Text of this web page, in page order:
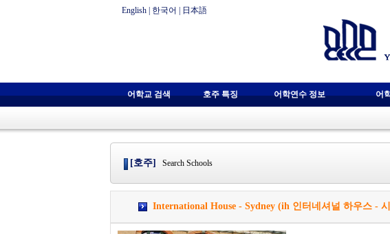
English 한국어 日本語
어학교 검색 호주 특징 어학연수 정보 어
[호주] Search Schools
International House - Sydney (ih 인터네셔널 하우스 -